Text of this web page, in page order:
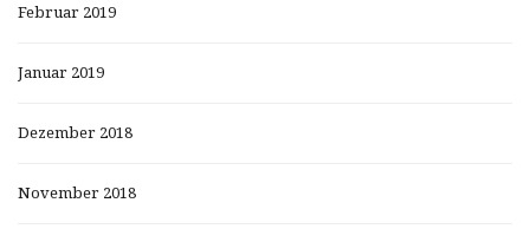
Februar 2019
Januar 2019
Dezember 2018
November 2018